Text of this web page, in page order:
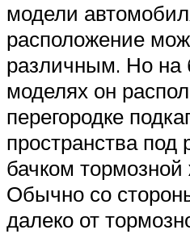
модели
расположение
различным. Но на
моделях он
перегородке
пространства
бачком тормозной
Обычно со
далеко от